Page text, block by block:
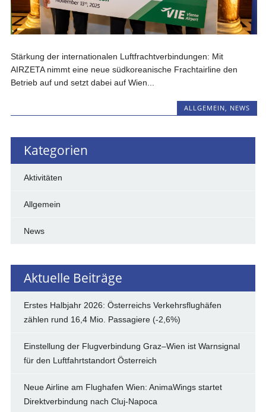
Stärkung der internationalen Luftfrachtverbindungen: Mit
AIRZETA nimmt eine neue südkoreanische Frachtairline den
Betrieb auf und setzt dabei auf Wien...
ALLGEMEIN, NEWS
Kategorien
Aktivitäten
Allgemein
News
Aktuelle Beiträge
Erstes Halbjahr 2026: Österreichs Verkehrsflughäfen
zählen rund 16,4 Mio. Passagiere (-2,6%)
Einstellung der Flugverbindung Graz–Wien ist Warnsignal
für den Luftfahrtstandort Österreich
Neue Airline am Flughafen Wien: AnimaWings startet
Direktverbindung nach Cluj-Napoca